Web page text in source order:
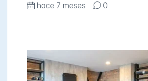
hace 7 meses 0